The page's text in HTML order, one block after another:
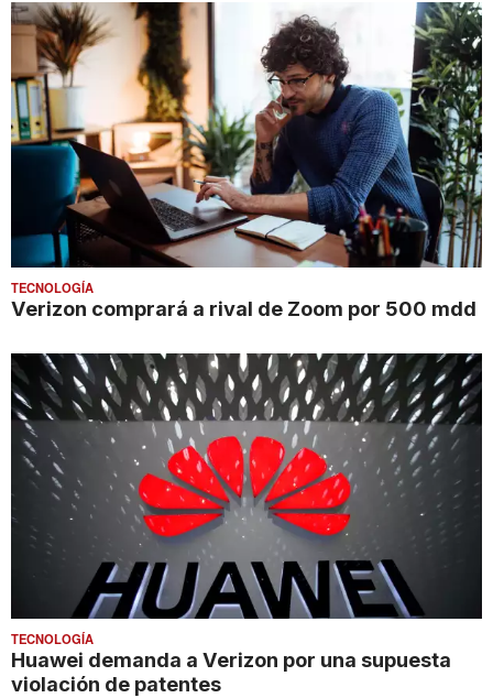
TECNOLOGÍA
Verizon comprará a rival de Zoom por 500 mdd
TECNOLOGÍA
Huawei demanda a Verizon por una supuesta
violación de patentes